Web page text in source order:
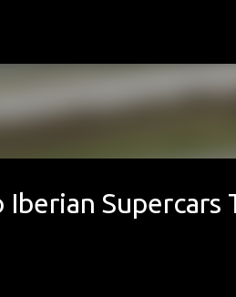
Supercars